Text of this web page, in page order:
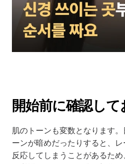
開始前に確認し
肌のトーンも変数となります
ーンが暗めだったりすると、
反応してしまうことがあるた